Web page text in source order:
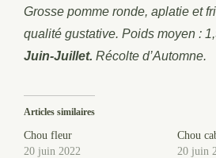
Grosse pomme ronde, aplatie et
qualité gustative. Poids moyen :
Juin-Juillet. Récolte d’Automne.
Articles similaires
Chou fleur
20 juin 2022
Chou
20 juin